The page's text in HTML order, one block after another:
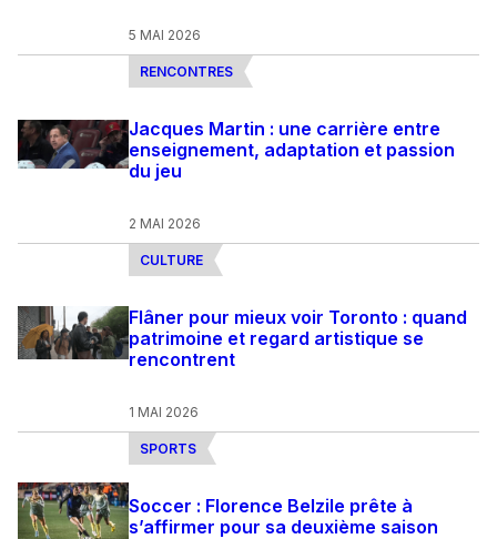
5 MAI 2026
RENCONTRES
Jacques Martin : une carrière entre
enseignement, adaptation et passion
du jeu
2 MAI 2026
CULTURE
Flâner pour mieux voir Toronto : quand
patrimoine et regard artistique se
rencontrent
1 MAI 2026
SPORTS
Soccer : Florence Belzile prête à
s’affirmer pour sa deuxième saison